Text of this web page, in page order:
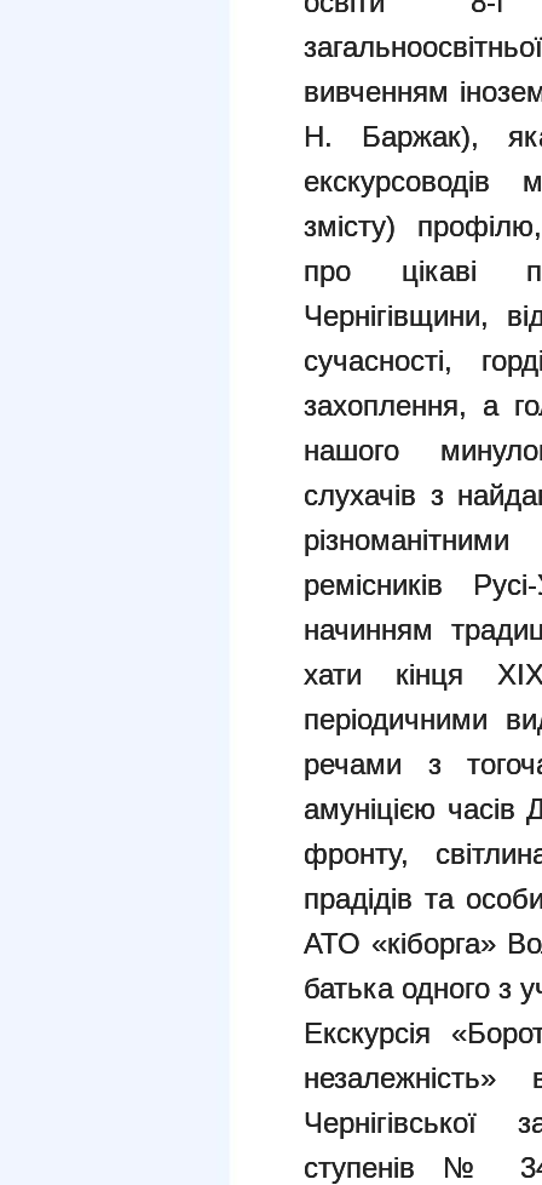
вивченням
Н. Баржак),
екскурсоводів
змісту)
про цікаві
Чернігівщини,
сучасності,
захоплення, а
нашого
слухачів з
ремісників
начинням
хати кінця
періодичними
речами з
амуніцією часів
фронту,
прадідів та
АТО «кіборга»
батька одного з
Екскурсія
незалежність»
Чернігівської
ступенів № 34